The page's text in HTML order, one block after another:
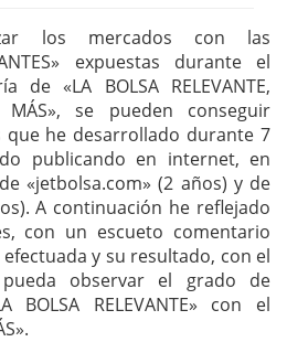
los mercados con las
expuestas durante el
«LA BOLSA RELEVANTE,
MÁS», se pueden conseguir
que he desarrollado durante 7
publicando en internet, en
«jetbolsa.com» (2 años) y de
A continuación he reflejado
con un escueto comentario
y su resultado, con el
observar el grado de
RELEVANTE» con el